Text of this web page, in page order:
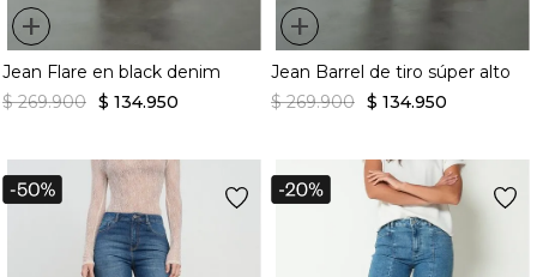
+
Jean Flare en black denim
$ 269.900 $ 134.950
+
Jean Barrel de tiro súper alto
$ 269.900 $ 134.950